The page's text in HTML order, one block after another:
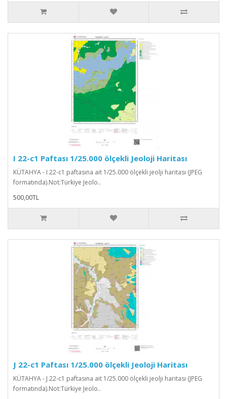
I 22-c1 Paftası 1/25.000 ölçekli Jeoloji Haritası
KÜTAHYA - I 22-c1 paftasına ait 1/25.000 ölçekli jeolji haritası (JPEG
formatında).Not:Türkiye Jeolo..
500,00TL
J 22-c1 Paftası 1/25.000 ölçekli Jeoloji Haritası
KÜTAHYA - J 22-c1 paftasına ait 1/25.000 ölçekli jeolji haritası (JPEG
formatında).Not:Türkiye Jeolo..